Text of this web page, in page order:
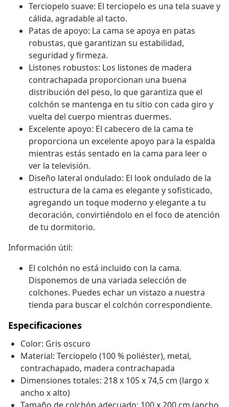
Terciopelo suave: El terciopelo es una tela suave y
cálida, agradable al tacto.
Patas de apoyo: La cama se apoya en patas
robustas, que garantizan su estabilidad,
seguridad y firmeza.
Listones robustos: Los listones de madera
contrachapada proporcionan una buena
distribución del peso, lo que garantiza que el
colchón se mantenga en tu sitio con cada giro y
vuelta del cuerpo mientras duermes.
Excelente apoyo: El cabecero de la cama te
proporciona un excelente apoyo para la espalda
mientras estás sentado en la cama para leer o
ver la televisión.
Diseño lateral ondulado: El look ondulado de la
estructura de la cama es elegante y sofisticado,
agregando un toque moderno y elegante a tu
decoración, convirtiéndolo en el foco de atención
de tu dormitorio.
Información útil:
El colchón no está incluido con la cama.
Disponemos de una variada selección de
colchones. Puedes echar un vistazo a nuestra
tienda para buscar el colchón correspondiente.
Especificaciones
Color: Gris oscuro
Material: Terciopelo (100 % poliéster), metal,
contrachapado, madera contrachapada
Dimensiones totales: 218 x 105 x 74,5 cm (largo x
ancho x alto)